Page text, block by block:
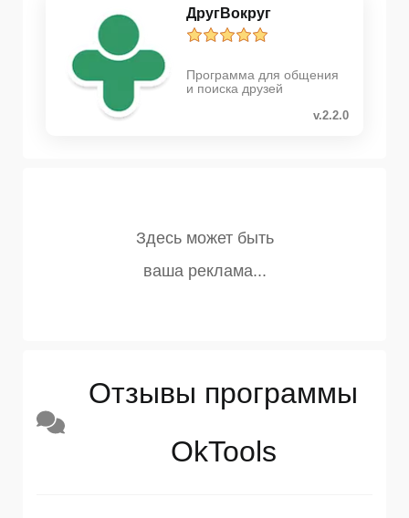
ДругВокруг
Программа для общения
и поиска друзей
v.2.2.0
Отзывы программы
OkTools